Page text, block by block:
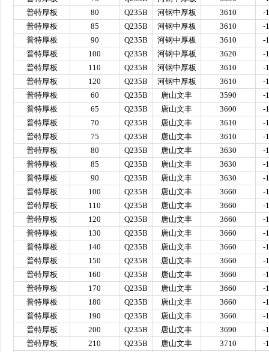
普特厚板
80 Q235B 河钢中厚板 3610
-
普特厚板
85 Q235B 河钢中厚板 3610
-
普特厚板
90 Q235B 河钢中厚板 3610
-
普特厚板
100 Q235B 河钢中厚板 3620
-
普特厚板
110 Q235B 河钢中厚板 3610
-
普特厚板
120 Q235B 河钢中厚板 3610
-
普特厚板
60 Q235B 唐山文丰 3590
-
普特厚板
65 Q235B 唐山文丰 3600
-
普特厚板
70 Q235B 唐山文丰 3610
-
普特厚板
75 Q235B 唐山文丰 3610
-
普特厚板
80 Q235B 唐山文丰 3630
-
普特厚板
85 Q235B 唐山文丰 3630
-
普特厚板
90 Q235B 唐山文丰 3630
-
普特厚板
100 Q235B 唐山文丰 3660
-
普特厚板
110 Q235B 唐山文丰 3660
-
普特厚板
120 Q235B 唐山文丰 3660
-
普特厚板
130 Q235B 唐山文丰 3660
-
普特厚板
140 Q235B 唐山文丰 3660
-
普特厚板
150 Q235B 唐山文丰 3660
-
普特厚板
160 Q235B 唐山文丰 3660
-
普特厚板
170 Q235B 唐山文丰 3660
-
普特厚板
180 Q235B 唐山文丰 3660
-
普特厚板
190 Q235B 唐山文丰 3660
-
普特厚板
200 Q235B 唐山文丰 3690
-
普特厚板
210 Q235B 唐山文丰 3710
-